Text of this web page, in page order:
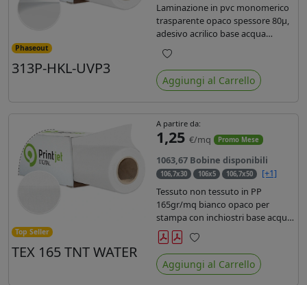
Phaseout
313P-HKL-UVP3
Laminazione in pvc monomerico
trasparente opaco spessore 80µ,
adesivo acrilico base acqua
permanente specifico per ink uv,
liner in carta kraft da 90gr. Durata
3 anni, dotata di filtro uv, idonea
per stampe con inchiostro
Preferiti
Aggiungi al Carrello
Top Seller
TEX 165 TNT WATER
A partire da:
1,25 €/mq Promo Mese
1063,67 Bobine disponibili
106,7x30 106x5 106,7x50
[+1]
Tessuto non tessuto in PP
165gr/mq bianco opaco per
stampa con inchiostri base acqua,
latex, uv, ecosolvente. Finitura a
rombi spundbond e coating
superficiale con totale assenza di
peluria. Occhiellabile, non
Preferiti
Aggiungi al Carrello